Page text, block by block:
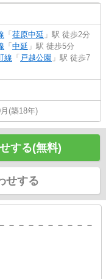
「 荏原中延 」駅 徒歩2分
「 中延 」駅 徒歩5分
線 「 戸越公園 」駅 徒歩7
(築18年)
する(無料)
せする
－－－－－－－－－